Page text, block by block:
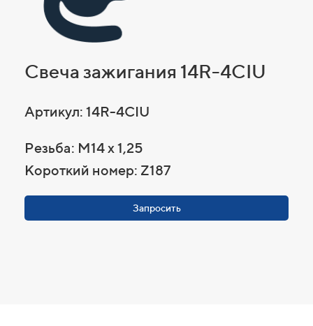
Свеча зажигания 14R-4CIU
Артикул: 14R-4CIU
Резьба: M14 x 1,25
Короткий номер: Z187
Запросить